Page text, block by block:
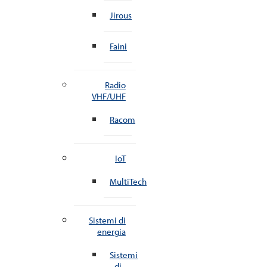
Jirous
Faini
Radio
VHF/UHF
Racom
IoT
MultiTech
Sistemi di
energia
Sistemi